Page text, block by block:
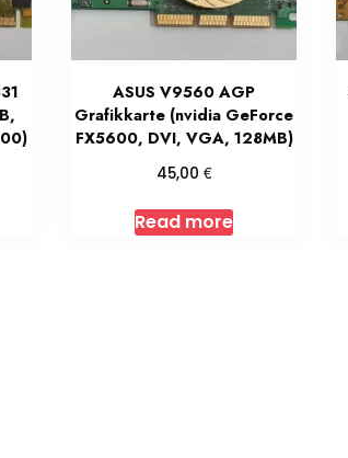
ASUS V9560 AGP
Grafikkarte (nvidia GeForce
FX5600, DVI, VGA, 128MB)
45,00 €
Read more